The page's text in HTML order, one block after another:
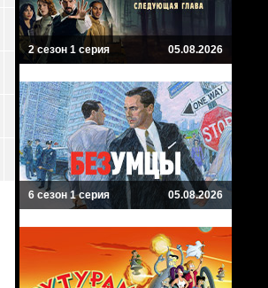
2 сезон 1 серия 05.08.2026
6 сезон 1 серия 05.08.2026